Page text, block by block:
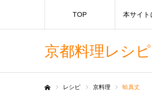
京都料理レシ
TOP 本サイト
レシピ 京料理 蛤真丈